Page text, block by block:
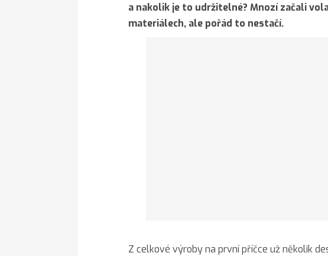
a nakolik je to udržitelné? Mnozí začali
materiálech, ale pořád to nestačí.
Z celkové výroby na první příčce už několik